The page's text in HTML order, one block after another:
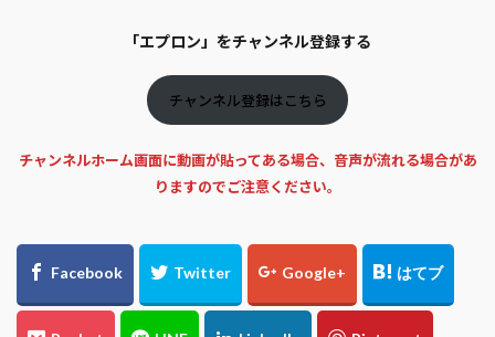
「エプロン」をチャンネル登録する
チャンネル登録はこちら
チャンネルホーム画面に動画が貼ってある場合、音声が流れる場合があ
りますのでご注意ください。